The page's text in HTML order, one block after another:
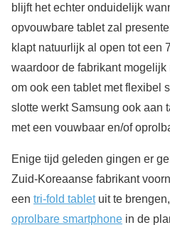
blijft het echter onduidelijk
opvouwbare tablet zal
klapt natuurlijk al open tot een
waardoor de fabrikant
om ook een tablet met flexibel
slotte werkt Samsung ook aan
met een vouwbaar en/of
Enige tijd geleden gingen er
Zuid-Koreaanse fabrikant
een tri-fold tabletuit te
oprolbare smartphone in de